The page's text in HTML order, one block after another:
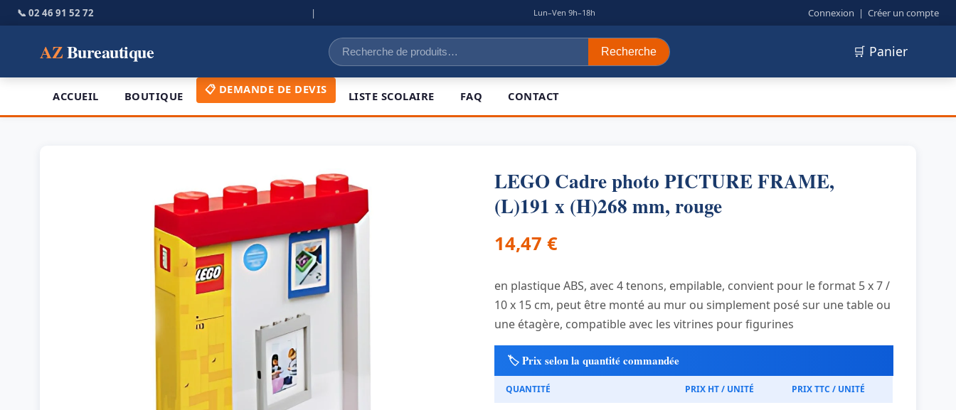
📞 02 46 91 52 72 | Lun–Ven 9h–18h Connexion | Créer un compte
AZBureautique
Recherche
pour :
Recherche 🛒 Panier
ACCUEIL BOUTIQUE 📋 DEMANDE DE DEVIS LISTE SCOLAIRE FAQ CONTACT
LEGO Cadre photo PICTURE FRAME,
(L)191 x (H)268 mm, rouge
14,47€
en plastique ABS, avec 4 tenons, empilable, convient pour le format 5 x 7 /
10 x 15 cm, peut être monté au mur ou simplement posé sur une table ou
une étagère, compatible avec les vitrines pour figurines
🏷️ Prix selon la quantité commandée
QUANTITÉ PRIX HT / UNITÉ PRIX TTC / UNITÉ